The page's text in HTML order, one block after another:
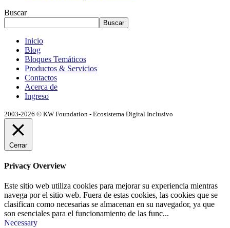
Buscar
Buscar
Inicio
Blog
Bloques Temáticos
Productos & Servicios
Contactos
Acerca de
Ingreso
2003-2026 © KW Foundation - Ecosistema Digital Inclusivo
Cerrar
Privacy Overview
Este sitio web utiliza cookies para mejorar su experiencia mientras
navega por el sitio web. Fuera de estas cookies, las cookies que se
clasifican como necesarias se almacenan en su navegador, ya que
son esenciales para el funcionamiento de las func...
Necessary